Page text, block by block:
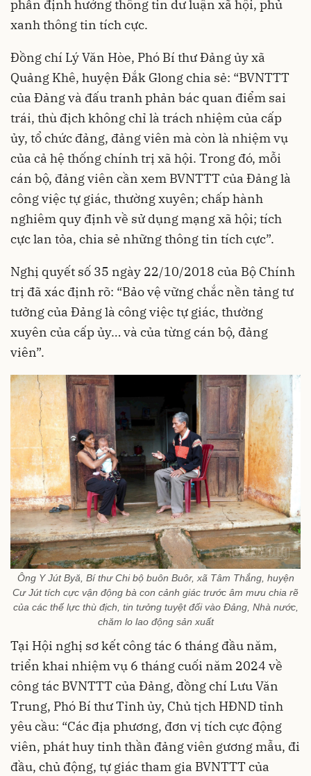
phần định hướng thông tin dư luận xã hội, phủ
xanh thông tin tích cực.
Đồng chí Lý Văn Hòe, Phó Bí thư Đảng ủy xã
Quảng Khê, huyện Đắk Glong chia sẻ: “BVNTTT
của Đảng và đấu tranh phản bác quan điểm sai
trái, thù địch không chỉ là trách nhiệm của cấp
ủy, tổ chức đảng, đảng viên mà còn là nhiệm vụ
của cả hệ thống chính trị xã hội. Trong đó, mỗi
cán bộ, đảng viên cần xem BVNTTT của Đảng là
công việc tự giác, thường xuyên; chấp hành
nghiêm quy định về sử dụng mạng xã hội; tích
cực lan tỏa, chia sẻ những thông tin tích cực”.
Nghị quyết số 35 ngày 22/10/2018 của Bộ Chính
trị đã xác định rõ: “Bảo vệ vững chắc nền tảng tư
tưởng của Đảng là công việc tự giác, thường
xuyên của cấp ủy… và của từng cán bộ, đảng
viên”.
Ông Y Jút Byă, Bí thư Chi bộ buôn Buôr, xã Tâm Thắng, huyện
Cư Jút tích cực vận động bà con cảnh giác trước âm mưu chia rẽ
của các thế lực thù địch, tin tưởng tuyệt đối vào Đảng, Nhà nước,
chăm lo lao động sản xuất
Tại Hội nghị sơ kết công tác 6 tháng đầu năm,
triển khai nhiệm vụ 6 tháng cuối năm 2024 về
công tác BVNTTT của Đảng, đồng chí Lưu Văn
Trung, Phó Bí thư Tỉnh ủy, Chủ tịch HĐND tỉnh
yêu cầu: “Các địa phương, đơn vị tích cực động
viên, phát huy tinh thần đảng viên gương mẫu, đi
đầu, chủ động, tự giác tham gia BVNTTT của